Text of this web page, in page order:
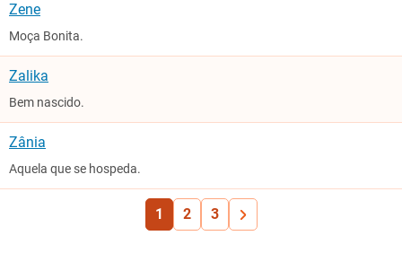
Zene
Moça Bonita.
Zalika
Bem nascido.
Zânia
Aquela que se hospeda.
1 2 3